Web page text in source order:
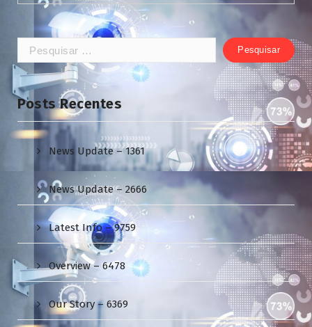
Pesquisar
por:
Posts Recentes
News Update – 1361
News Update – 2666
Latest Info – 9759
Overview – 6478
Our Story – 6369